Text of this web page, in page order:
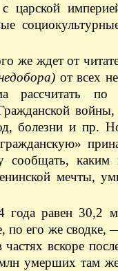
царской
же ждет от
от всех
по
болезни и пр.
сообщать,
мечты,
равен 30,2
его же сводке,
вскоре
умерших там